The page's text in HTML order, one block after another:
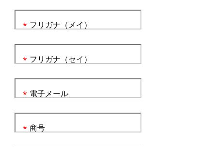
フリガナ（メイ）
*
フリガナ（セイ）
*
電子メール
*
商号
*